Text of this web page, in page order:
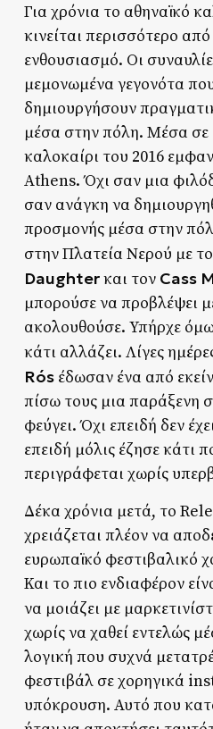
Για χρόνια το αθηναϊκό
κινείται περισσότερο
ενθουσιασμό. Οι
μεμονωμένα γεγονότα
δημιουργήσουν
μέσα στην πόλη. Μέσα σε
καλοκαίρι του 2016
Athens. Όχι σαν μια
σαν ανάγκη να
προσμονής μέσα στην
στην Πλατεία Νερού με
Daughterκαι τον Cass
μπορούσε να προβλέψει
ακολουθούσε. Υπήρχε
κάτι αλλάζει. Λίγες
Rós έδωσαν ένα από
πίσω τους μια παράξενη
φεύγει. Όχι επειδή δεν
επειδή μόλις έζησε κάτι
περιγράφεται χωρίς
Δέκα χρόνια μετά, το
χρειάζεται πλέον να
ευρωπαϊκό φεστιβαλικό
Και το πιο ενδιαφέρον
να μοιάζει με
χωρίς να χαθεί εντελώς
λογική που συχνά
φεστιβάλ σε χορηγικά
υπόκρουση. Αυτό που